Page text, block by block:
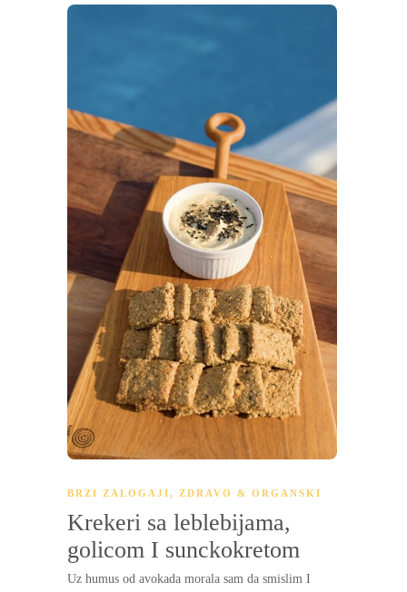
BRZI ZALOGAJI, ZDRAVO & ORGANSKI
Krekeri sa leblebijama,
golicom I sunckokretom
Uz humus od avokada morala sam da smislim I